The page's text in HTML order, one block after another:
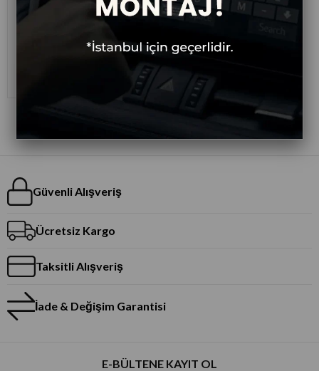
Güvenli Alışveriş
Ücretsiz Kargo
Taksitli Alışveriş
İade & Değişim Garantisi
E-BÜLTENE KAYIT OL